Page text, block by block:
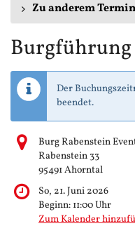
Zu anderem
Burgführung
Der
beendet.
Burg Rabenstein
Rabenstein 33
95491 Ahorntal
So, 21. Juni 2026
Beginn: 11:00Uhr
Zum Kalender